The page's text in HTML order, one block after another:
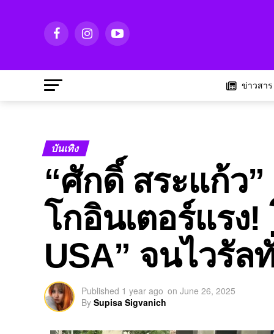
ข่าวสาร
บันเทิง
“ศักดิ์ สระแก้ว
โกอินเตอร์แรง
USA” จนไวรัล
Published 1 year ago on June 26, 2025
By Supisa Sigvanich